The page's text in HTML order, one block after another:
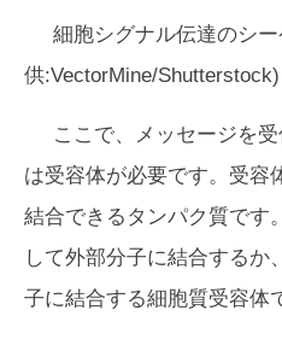
細胞シグナル伝達のシ
供:VectorMine/Shutterstock)
ここで、メッセージを
は受容体が必要です。受容
結合できるタンパク質です
して外部分子に結合するか
子に結合する細胞質受容体